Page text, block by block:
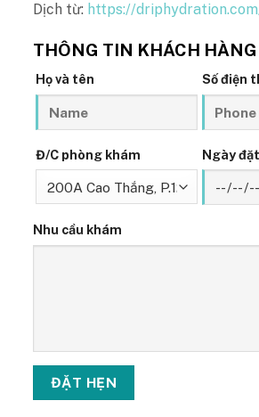
Dịch từ: https://
THÔNG TIN KHÁCH HÀNG
Họ và tên Số điện
Đ/C phòng khám Ngày
Nhu cầu khám